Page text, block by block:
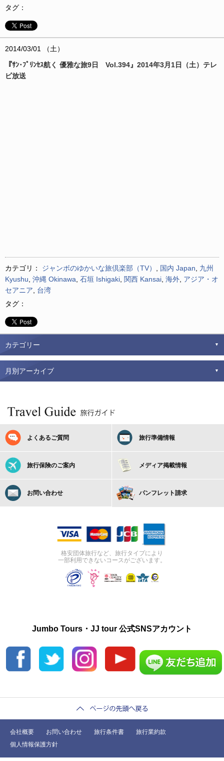
タグ：
2014/03/01 （土）
『ｻﾝ･ﾌﾟﾘﾝｾｽ航く 優雅な旅9日 Vol.394』2014年3月1日（土）テレ
ビ放送
カテゴリ： ジャンボのゆかいな旅倶楽部（TV） 国内 Japan
九州
Kyushu 沖縄 Okinawa 石垣 Ishigaki 関西 Kansai 海外 アジア・オ
セアニア
台湾
タグ：
カテゴリー
月別アーカイブ
よくあるご質問 旅行準備情報
旅行保険のご案内 メディア掲載情報
お問い合わせ パンフレット請求
格安団体旅行など、旅行タイプにより
一部利用できないコースがございます。
Jumbo Tours・JJ tour 公式SNSアカウント
会社概要 お問い合わせ 旅行条件書
旅行業約款
個人情報保護方針